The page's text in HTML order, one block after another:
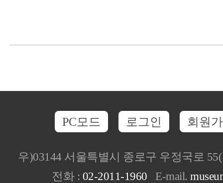
PC모드 로그인 회원
우)03144 서울특별시 종로구 우정국로
전화 : 02-2011-1960 E-mail.